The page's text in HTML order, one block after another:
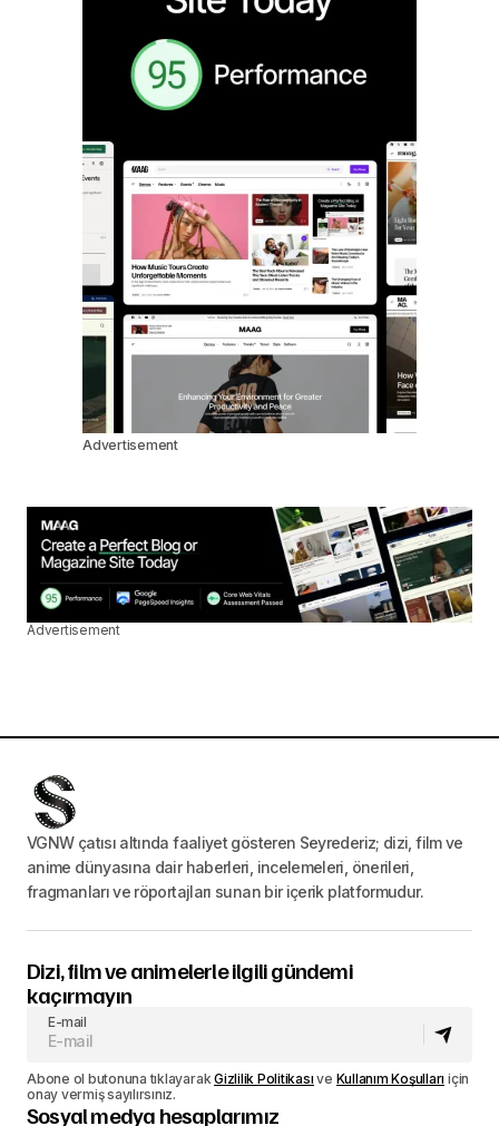
Advertisement
Advertisement
VGNW çatısı altında faaliyet gösteren Seyrederiz; dizi, film ve
anime dünyasına dair haberleri, incelemeleri, önerileri,
fragmanları ve röportajları sunan bir içerik platformudur.
Dizi, film ve animelerle ilgili gündemi
kaçırmayın
E-mail
Abone ol butonuna tıklayarakGizlilik Politikası ve Kullanım Koşulları için
onay vermiş sayılırsınız.
Sosyal medya hesaplarımız